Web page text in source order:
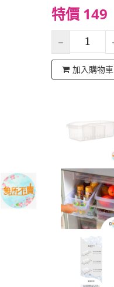
特價 149
加入購物車